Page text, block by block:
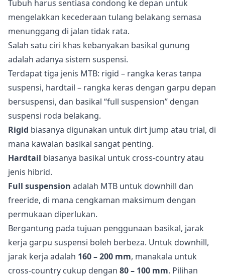
Tubuh harus sentiasa condong ke depan untuk
mengelakkan kecederaan tulang belakang semasa
menunggang di jalan tidak rata.
Salah satu ciri khas kebanyakan basikal gunung
adalah adanya sistem suspensi.
Terdapat tiga jenis MTB: rigid – rangka keras tanpa
suspensi, hardtail – rangka keras dengan garpu depan
bersuspensi, dan basikal “full suspension” dengan
suspensi roda belakang.
Rigid biasanya digunakan untuk dirt jump atau trial, di
mana kawalan basikal sangat penting.
Hardtail biasanya basikal untuk cross-country atau
jenis hibrid.
Full suspension adalah MTB untuk downhill dan
freeride, di mana cengkaman maksimum dengan
permukaan diperlukan.
Bergantung pada tujuan penggunaan basikal, jarak
kerja garpu suspensi boleh berbeza. Untuk downhill,
jarak kerja adalah 160 – 200 mm, manakala untuk
cross-country cukup dengan 80 – 100 mm. Pilihan